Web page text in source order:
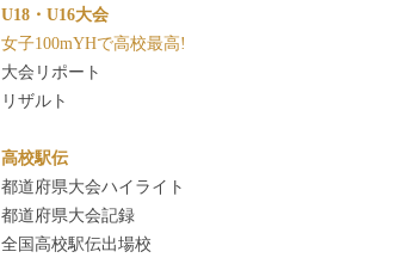
U18・U16大会
女子100mYHで高校最高!
大会リポート
リザルト
高校駅伝
都道府県大会ハイライト
都道府県大会記録
全国高校駅伝出場校